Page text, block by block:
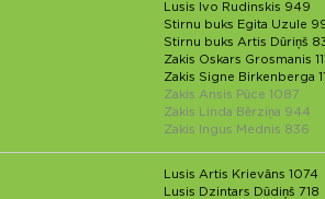
Lusis Ivo Rudinskis 949
Stirnu buks Egita Uzule
Stirnu buks Artis Dūriņš
Zakis Oskars Grosmanis
Zakis Signe Birkenberga
Zakis Ansis Pūce 1087
Zakis Linda Bērziņa 944
Zakis Ingus Mednis 836
Lusis Artis Krievāns 1074
Lusis Dzintars Dūdiņš 718